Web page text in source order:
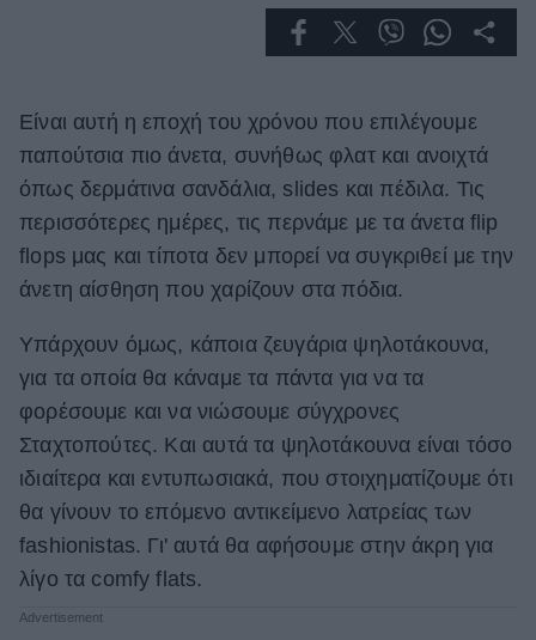
Green
Αφιερώματα
ΒΟΞ
Χωρίς Ταμπέλες
Women's Forum
Hautes Grecians
Είναι αυτή η εποχή του χρόνου που επιλέγουμε
παπούτσια πιο άνετα, συνήθως φλατ και ανοιχτά
όπως δερμάτινα σανδάλια, slides και πέδιλα. Τις
περισσότερες ημέρες, τις περνάμε με τα άνετα flip
flops μας και τίποτα δεν μπορεί να συγκριθεί με την
άνετη αίσθηση που χαρίζουν στα πόδια.
Υπάρχουν όμως, κάποια ζευγάρια ψηλοτάκουνα,
για τα οποία θα κάναμε τα πάντα για να τα
φορέσουμε και να νιώσουμε σύγχρονες
Σταχτοπούτες. Και αυτά τα ψηλοτάκουνα είναι τόσο
ιδιαίτερα και εντυπωσιακά, που στοιχηματίζουμε ότι
θα γίνουν το επόμενο αντικείμενο λατρείας των
fashionistas. Γι' αυτά θα αφήσουμε στην άκρη για
λίγο τα comfy flats.